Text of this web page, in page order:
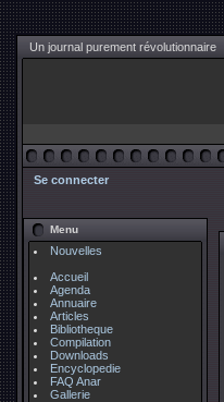
Un journal purement révolutionnaire
Se connecter
Menu
Nouvelles
Accueil
Agenda
Annuaire
Articles
Bibliotheque
Compilation
Downloads
Encyclopedie
FAQ Anar
Gallerie